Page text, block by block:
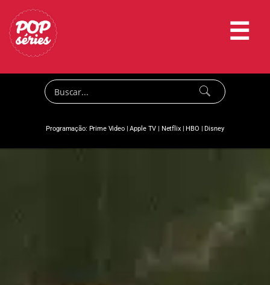
☰
Programação: Prime Video|Apple TV | Netflix|HBO |Disney